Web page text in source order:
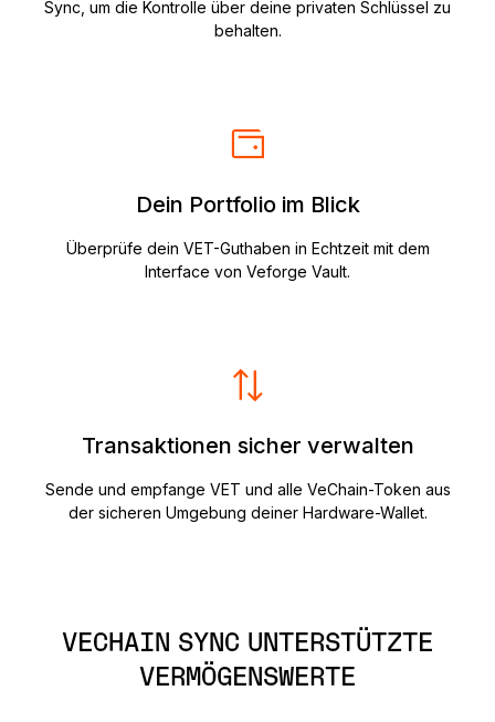
Sync, um die Kontrolle über deine privaten Schlüssel zu
behalten.
Dein Portfolio im Blick
Überprüfe dein VET-Guthaben in Echtzeit mit dem
Interface von Veforge Vault.
Transaktionen sicher verwalten
Sende und empfange VET und alle VeChain-Token aus
der sicheren Umgebung deiner Hardware-Wallet.
VECHAIN SYNC UNTERSTÜTZTE
VERMÖGENSWERTE